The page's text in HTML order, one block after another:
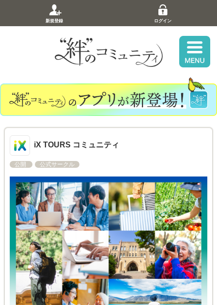
新規登録 ログイン
iX TOURS コミュニティ
公開 公式サークル